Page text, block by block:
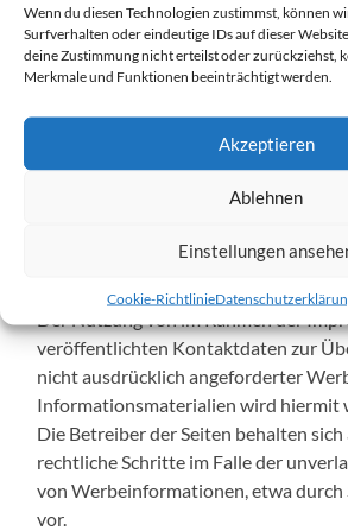
Wenn du diesen Technologien zustimmst, können
Surfverhalten oder eindeutige IDs auf dieser
deine Zustimmung nicht erteilst oder zurückziehst,
Merkmale und Funktionen beeinträchtigt werden.
Akzeptieren
Ablehnen
Einstellungen
Cookie-Richtlinie
die Zukunft widersprechen, indem Sie
auf diesen Link einen Opt-Out-
setzen:https://www.quantcast.com/
Wenn Sie die Cookies auf Ihrem
müssen Sie den Opt-Out-Cookie
Widerspruch
veröffentlichten Kontaktdaten zur
nicht ausdrücklich angeforderter
Informationsmaterialien wird hiermit
Die Betreiber der Seiten behalten
rechtliche Schritte im Falle der
von Werbeinformationen, etwa durch
vor.